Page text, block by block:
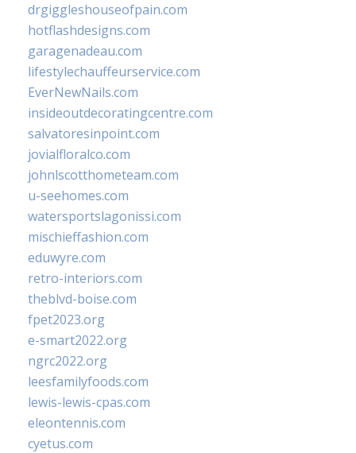
drgiggleshouseofpain.com
hotflashdesigns.com
garagenadeau.com
lifestylechauffeurservice.com
EverNewNails.com
insideoutdecoratingcentre.com
salvatoresinpoint.com
jovialfloralco.com
johnlscotthometeam.com
u-seehomes.com
watersportslagonissi.com
mischieffashion.com
eduwyre.com
retro-interiors.com
theblvd-boise.com
fpet2023.org
e-smart2022.org
ngrc2022.org
leesfamilyfoods.com
lewis-lewis-cpas.com
eleontennis.com
cyetus.com